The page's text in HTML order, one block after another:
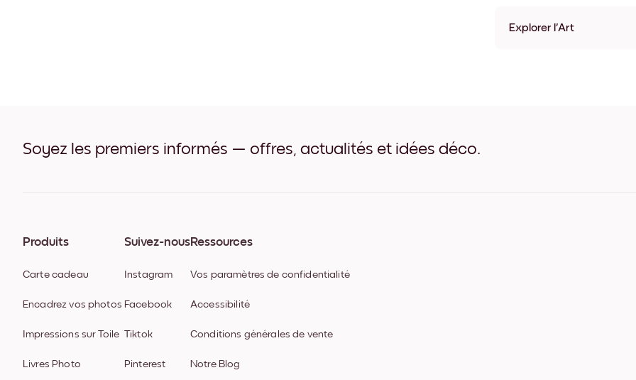
Explorer l'Art
Soyez les premiers informés — offres, actualités et idées déco.
Produits
Carte cadeau
Encadrez vos photos
Impressions sur Toile
Livres Photo
Suivez-nous
Instagram
Facebook
Tiktok
Pinterest
Ressources
Vos paramètres de confidentialité
Accessibilité
Conditions générales de vente
Notre Blog